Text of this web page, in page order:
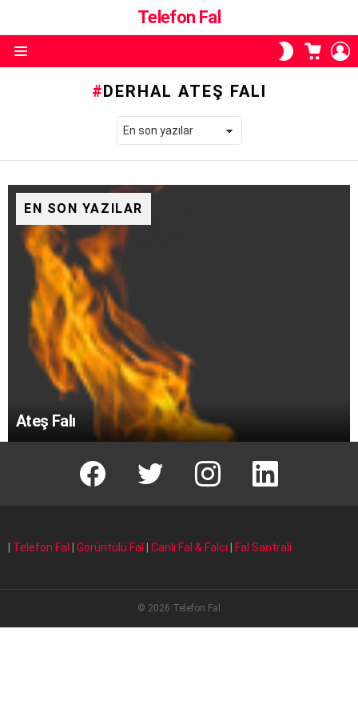
Telefon Fal
SKIN
ANAHTARI
SEPETI
DERHAL ATEŞ FALI
EN SON YAZILAR
Ateş Falı
facebook T instagram Linkedin Fal
Telefon Fal Görüntülü Fal Canlı Fal & Falcı Fal Santrali
© 2026 Telefon Fal